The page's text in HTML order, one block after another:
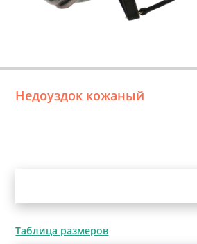
Недоуздок кожаный
Таблица размеров